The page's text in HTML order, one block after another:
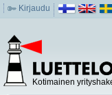
Kirjaudu
Kotimainen